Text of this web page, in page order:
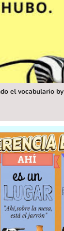
el vocabulario by